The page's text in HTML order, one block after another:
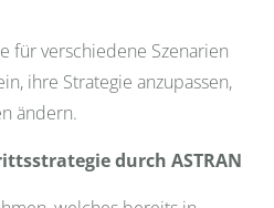
für verschiedene Szenarien
ihre Strategie anzupassen,
ändern.
durch ASTRAN